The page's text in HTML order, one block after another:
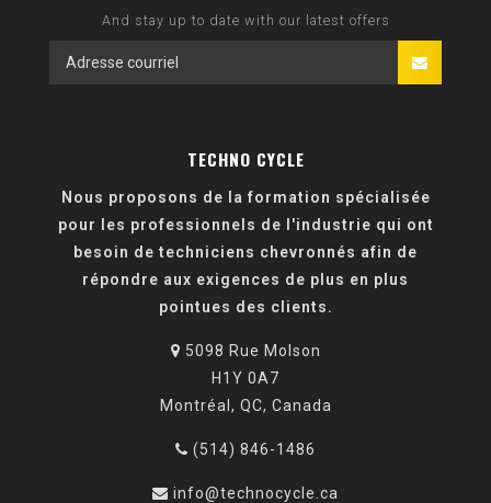
And stay up to date with our latest offers
TECHNO CYCLE
Nous proposons de la formation spécialisée
pour les professionnels de l'industrie qui ont
besoin de techniciens chevronnés afin de
répondre aux exigences de plus en plus
pointues des clients.
5098 Rue Molson
H1Y 0A7
Montréal, QC, Canada
(514) 846-1486
info@technocycle.ca